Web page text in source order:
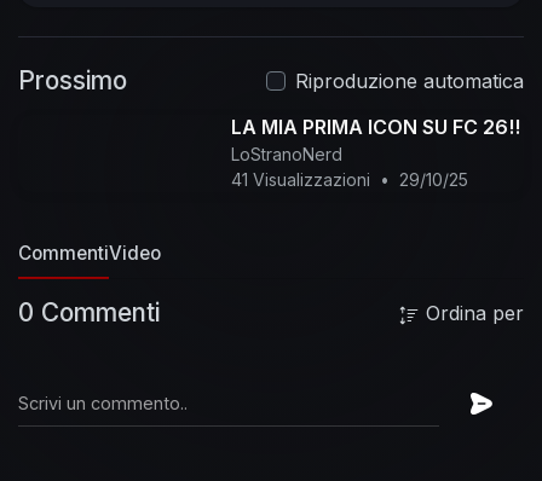
Prossimo
Riproduzione automatica
LA MIA PRIMA ICON SU FC 26!!
LoStranoNerd
41 Visualizzazioni
• 29/10/25
CommentiVideo
0 Commenti Ordina per